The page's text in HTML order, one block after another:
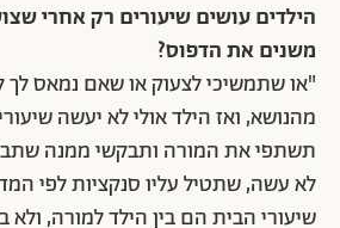
הילדים עושים שיעורים רק אחרי
משנים את הדפוס?
"או שתמשיכי לצעוק או שאם נמאס לך
מהנושא, ואז הילד אולי לא יעשה
תשתפי את המורה ותבקשי ממנה
לא עשה, שתטיל עליו סנקציות לפי
שיעורי הבית הם בין הילד למורה, ולא